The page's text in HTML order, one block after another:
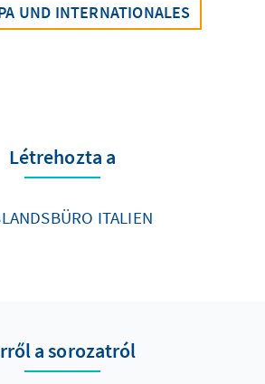
UND INTERNATIONALES
Létrehozta a
ITALIEN
a sorozatról